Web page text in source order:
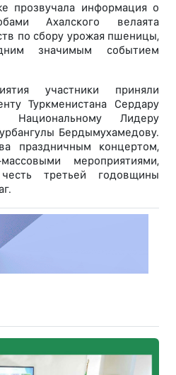
прозвучала информация о
Ахалского велаята
по сбору урожая пшеницы,
значимым событием
участники приняли
Туркменистана Сердару
Национальному Лидеру
Бердымухамедову.
праздничным концертом,
мероприятиями,
третьей годовщины